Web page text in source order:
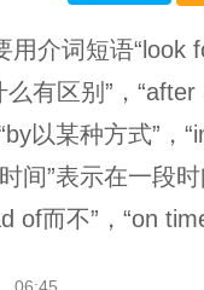
用介词短语“look
有区别”，“after
以某种方式”，
间”表示在一段
of而不”，“on